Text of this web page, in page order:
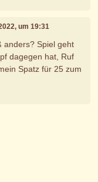
um 19:31
anders? Spiel geht
dagegen hat, Ruf
Spatz für 25 zum